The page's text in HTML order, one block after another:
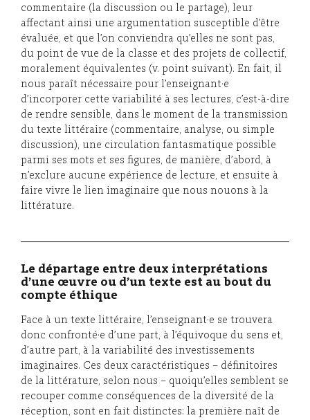
commentaire (la discussion ou le partage), leur
affectant ainsi une argumentation susceptible d’être
évaluée, et que l’on conviendra qu’elles ne sont pas,
du point de vue de la classe et des projets de collectif,
moralement équivalentes (v. point suivant). En fait, il
nous paraît nécessaire pour l’enseignant·e
d’incorporer cette variabilité à ses lectures, c’est-à-dire
de rendre sensible, dans le moment de la transmission
du texte littéraire (commentaire, analyse, ou simple
discussion), une circulation fantasmatique possible
parmi ses mots et ses figures, de manière, d’abord, à
n’exclure aucune expérience de lecture, et ensuite à
faire vivre le lien imaginaire que nous nouons à la
littérature.
Le départage entre deux interprétations
d’une œuvre ou d’un texte est au bout du
compte éthique
Face à un texte littéraire, l’enseignant·e se trouvera
donc confronté·e d’une part, à l’équivoque du sens et,
d’autre part, à la variabilité des investissements
imaginaires. Ces deux caractéristiques – définitoires
de la littérature, selon nous – quoiqu’elles semblent se
recouper comme conséquences de la diversité de la
réception, sont en fait distinctes: la première naît de